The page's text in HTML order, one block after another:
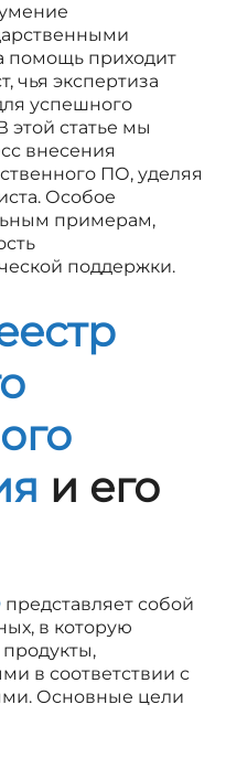
помощь приходит
чья экспертиза
успешного
этой статье мы
внесения
ПО, уделяя
Особое
примерам,
поддержки.
и его
представляет собой
в которую
в соответствии с
Основные цели